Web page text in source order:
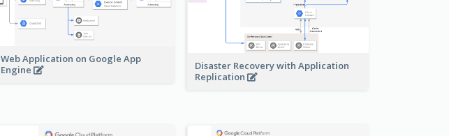
Web Application on Google App
Engine
Disaster Recovery with Application
Replication